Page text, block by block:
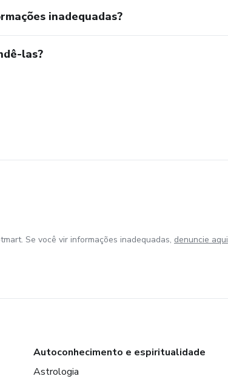
inadequadas?
las?
Se você vir informações inadequadas, denuncie aqui
Autoconhecimento e espiritualidade
Astrologia